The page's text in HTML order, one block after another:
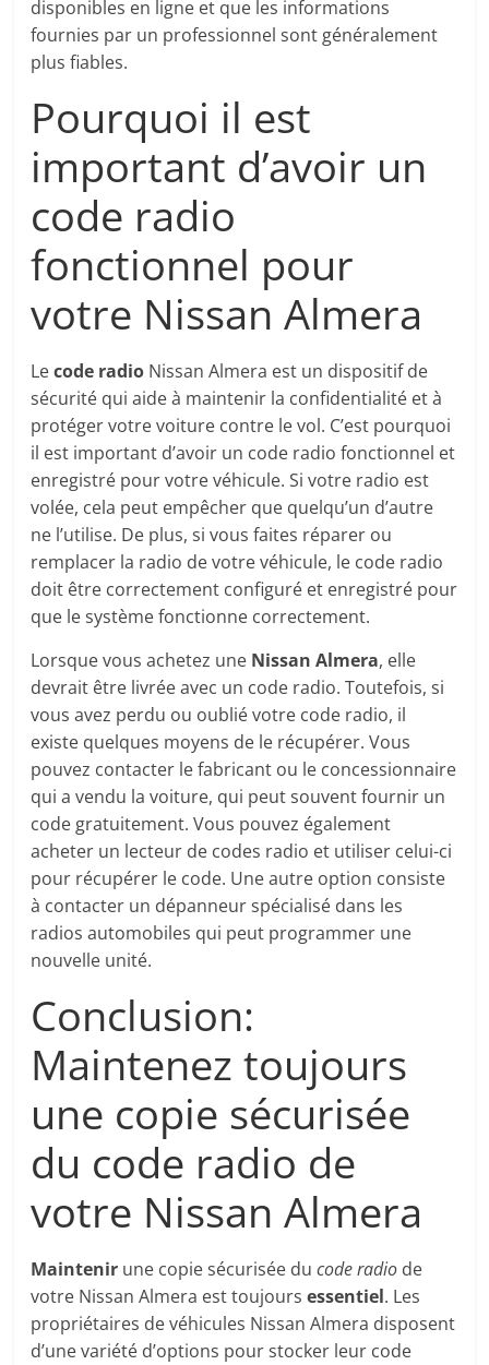
disponibles en ligne et que les informations
fournies par un professionnel sont généralement
plus fiables.
Pourquoi il est
important d’avoir un
code radio
fonctionnel pour
votre Nissan Almera
Lecode radio Nissan Almera est un dispositif de
sécurité qui aide à maintenir la confidentialité et à
protéger votre voiture contre le vol. C’est pourquoi
il est important d’avoir un code radio fonctionnel et
enregistré pour votre véhicule. Si votre radio est
volée, cela peut empêcher que quelqu’un d’autre
ne l’utilise. De plus, si vous faites réparer ou
remplacer la radio de votre véhicule, le code radio
doit être correctement configuré et enregistré pour
que le système fonctionne correctement.
Lorsque vous achetez une Nissan Almera, elle
devrait être livrée avec un code radio. Toutefois, si
vous avez perdu ou oublié votre code radio, il
existe quelques moyens de le récupérer. Vous
pouvez contacter le fabricant ou le concessionnaire
qui a vendu la voiture, qui peut souvent fournir un
code gratuitement. Vous pouvez également
acheter un lecteur de codes radio et utiliser celui-ci
pour récupérer le code. Une autre option consiste
à contacter un dépanneur spécialisé dans les
radios automobiles qui peut programmer une
nouvelle unité.
Conclusion:
Maintenez toujours
une copie sécurisée
du code radio de
votre Nissan Almera
Maintenir une copie sécurisée ducode radio de
votre Nissan Almera est toujoursessentiel. Les
propriétaires de véhicules Nissan Almera disposent
d’une variété d’options pour stocker leur code